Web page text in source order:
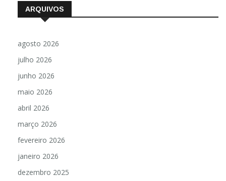
ARQUIVOS
agosto 2026
julho 2026
junho 2026
maio 2026
abril 2026
março 2026
fevereiro 2026
janeiro 2026
dezembro 2025